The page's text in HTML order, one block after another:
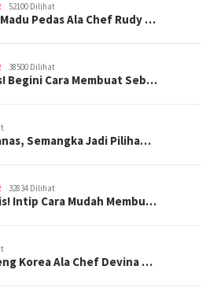
52100 Dilihat
Pedas Ala Chef Rudy …
38500 Dilihat
Begini Cara Membuat Seb…
Semangka Jadi Piliha…
32834 Dilihat
Intip Cara Mudah Membu…
Korea Ala Chef Devina …